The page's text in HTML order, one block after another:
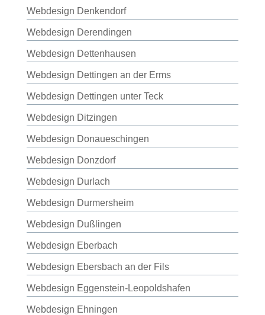
Webdesign Denkendorf
Webdesign Derendingen
Webdesign Dettenhausen
Webdesign Dettingen an der Erms
Webdesign Dettingen unter Teck
Webdesign Ditzingen
Webdesign Donaueschingen
Webdesign Donzdorf
Webdesign Durlach
Webdesign Durmersheim
Webdesign Dußlingen
Webdesign Eberbach
Webdesign Ebersbach an der Fils
Webdesign Eggenstein-Leopoldshafen
Webdesign Ehningen